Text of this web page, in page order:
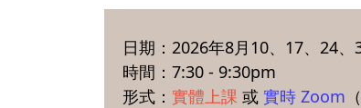
日期：2026年8月10、17、24、
時間：7:30 - 9:30pm
形式：實體上課 或實時 Zoom